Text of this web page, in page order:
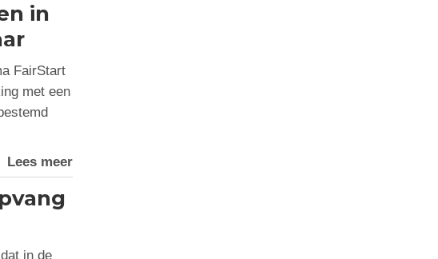
in
FairStart
met een
Lees meer
in de